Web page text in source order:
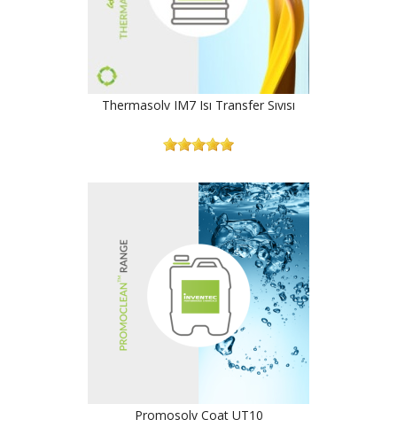
Thermasolv IM7 Isı Transfer Sıvısı
Promosolv Coat UT10